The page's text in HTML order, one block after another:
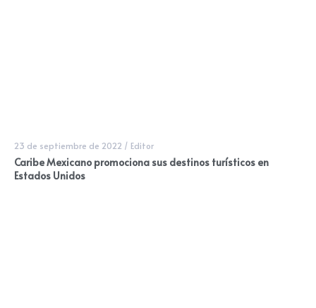
23 de septiembre de 2022 / Editor
Caribe Mexicano promociona sus destinos turísticos en
Estados Unidos